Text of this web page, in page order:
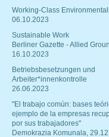
Working-Class
06.10.2023
Sustainable Work
Berliner Gazette - Allied
16.10.2023
Betriebsbesetzungen und
Arbeiter*innenkontrolle
26.06.2023
"El trabajo común: bases
ejemplo de la empresas
por sus trabajadores"
Demokrazia Komunala,